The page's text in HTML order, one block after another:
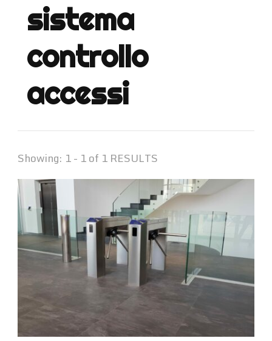
sistema
controllo
accessi
Showing: 1 - 1 of 1 RESULTS